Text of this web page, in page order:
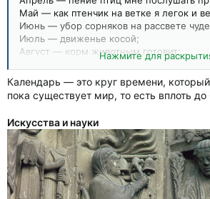
Май — как птенчик на ветке я легок и
Июнь — убор сорняков на рассвете
Июль — движенье косой;
Август — корм животным готовит;
Сентябрь — мой цеп по зерну
Октябрь — посев обеспечит едой на
Ноябрь — а в Мартинов день поросенка
Декабрь — зимою в сочельник по
Нажмите для
Календарь — это круг времени, который
пока существует мир, то есть вплоть
Искусства и науки